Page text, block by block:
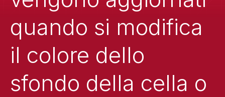
quando si modifica
il colore dello
sfondo della cella o